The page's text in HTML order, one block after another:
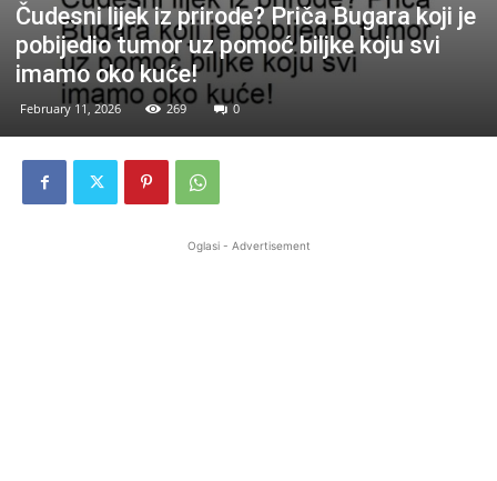
Čudesni lijek iz prirode? Priča Bugara koji je
pobijedio tumor uz pomoć biljke koju svi
imamo oko kuće!
February 11, 2026 269 0
Oglasi - Advertisement